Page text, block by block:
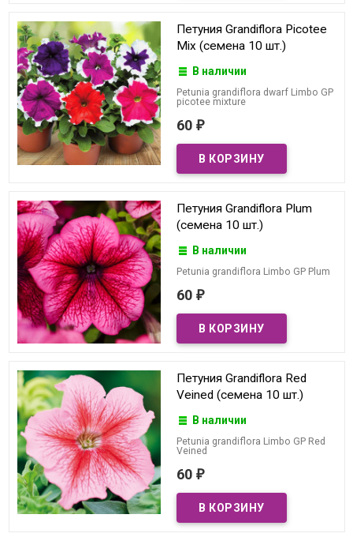
Петуния Grandiflora Picotee
Mix (семена 10 шт.)
В наличии
Petunia grandiflora dwarf Limbo GP
picotee mixture
60 ₽
Петуния Grandiflora Plum
(семена 10 шт.)
В наличии
Petunia grandiflora Limbo GP Plum
60 ₽
Петуния Grandiflora Red
Veined (семена 10 шт.)
В наличии
Petunia grandiflora Limbo GP Red
Veined
60 ₽